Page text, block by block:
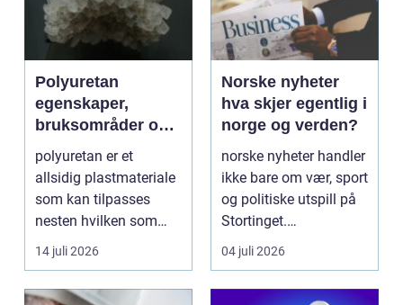
Polyuretan
egenskaper,
bruksområder og
fordeler i
industrien
polyuretan er et
allsidig plastmateriale
som kan tilpasses
nesten hvilken som
helst oppgave. Fra
myk...
14 juli 2026
Norske nyheter
hva skjer egentlig i
norge og verden?
norske nyheter handler
ikke bare om vær, sport
og politiske utspill på
Stortinget.
Nyhetsbildet form...
04 juli 2026